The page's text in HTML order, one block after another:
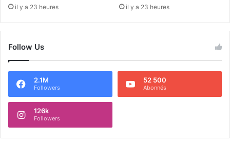
il y a 23 heures il y a 23 heures
Follow Us
2.1M
Followers
52 500
Abonnés
126k
Followers